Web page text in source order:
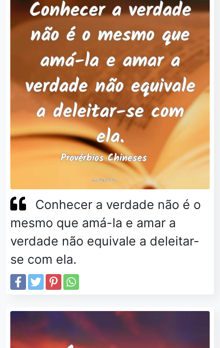
Conhecer a verdade não é o
mesmo que amá-la e amar a
verdade não equivale a deleitar-
se com ela.